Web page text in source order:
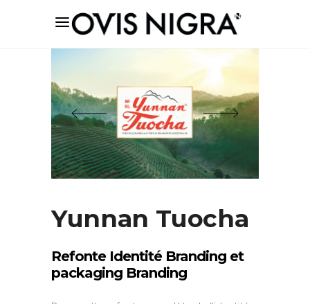
Yunnan Tuocha
Refonte Identité Branding et
packaging Branding